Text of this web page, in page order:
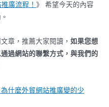
廣流程！ 》 希望今天的內容
章，推薦大家閱讀， 如果您想
過網站的聯繫方式，與我們的
什麼外貿網站推廣變的少